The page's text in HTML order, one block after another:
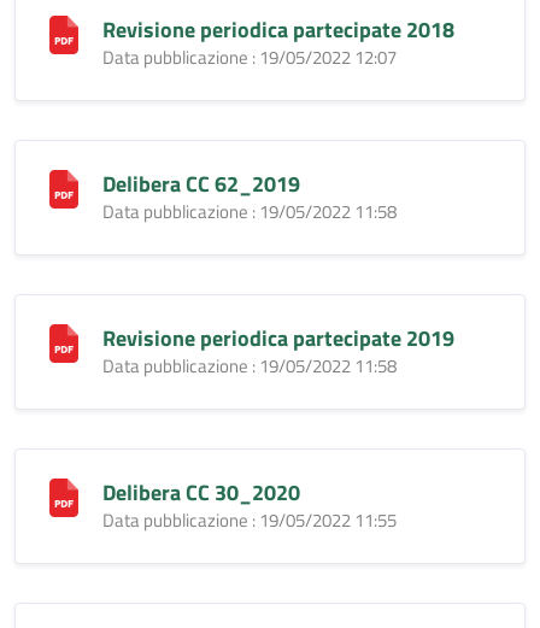
Revisione periodica partecipate 2018
Data pubblicazione : 19/05/2022 12:07
Delibera CC 62_2019
Data pubblicazione : 19/05/2022 11:58
Revisione periodica partecipate 2019
Data pubblicazione : 19/05/2022 11:58
Delibera CC 30_2020
Data pubblicazione : 19/05/2022 11:55